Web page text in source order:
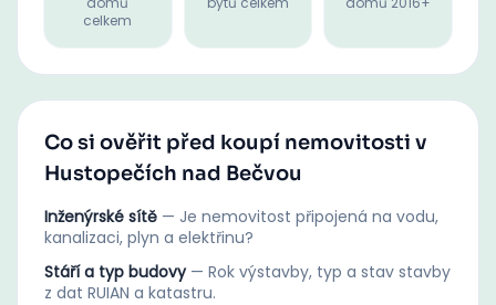
celkem
Co si ověřit před koupí nemovitosti v
Hustopečích nad Bečvou
Inženýrské sítě — Je nemovitost připojená na vodu,
kanalizaci, plyn a elektřinu?
Stáří a typ budovy — Rok výstavby, typ a stav stavby
z dat RUIAN a katastru.